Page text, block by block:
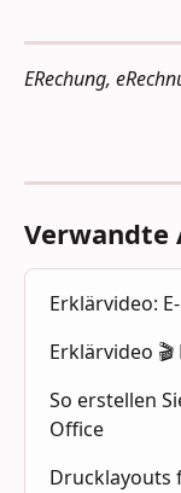
ERechung,
Verwandte
Erklärvideo:
Erklärvideo
So erstellen
Office
Drucklayouts